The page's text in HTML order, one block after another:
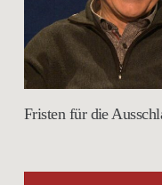
Fristen für die